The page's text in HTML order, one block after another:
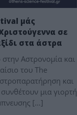
μάς
σε
στα άστρα
Αστρονομία και
του The
και
μια γιορτή
[…]